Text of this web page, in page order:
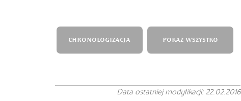
CHRONOLOGIZACJA POKAŻ WSZYSTKO
Data ostatniej modyfikacji: 22.02.2016